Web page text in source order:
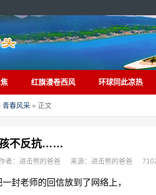
红旗漫卷西风 环球同此凉热
青春风采 » 正文
孩不反抗……
者：进击熊的爸爸 来源：进击熊的爸爸 710
老师的回信放到了网络上，